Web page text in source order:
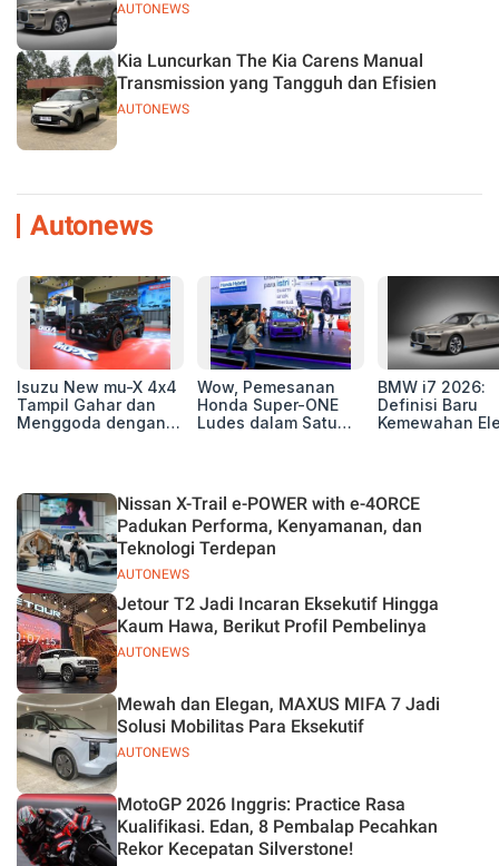
AUTONEWS
AUTONEWS
Kia Luncurkan The Kia Carens Manual
Transmission yang Tangguh dan Efisien
Autonews
Isuzu New mu-X 4x4
Tampil Gahar dan
Menggoda dengan
Wow, Pemesanan
Honda Super-ONE
Ludes dalam Satu
BMW i7 2026:
Definisi Baru
Kemewahan
AUTONEWS
Nissan X-Trail e-POWER with e-4ORCE
Padukan Performa, Kenyamanan, dan
Teknologi Terdepan
AUTONEWS
Jetour T2 Jadi Incaran Eksekutif Hingga
Kaum Hawa, Berikut Profil Pembelinya
AUTONEWS
Mewah dan Elegan, MAXUS MIFA 7 Jadi
Solusi Mobilitas Para Eksekutif
MotoGP 2026 Inggris: Practice Rasa
Kualifikasi. Edan, 8 Pembalap Pecahkan
Rekor Kecepatan Silverstone!